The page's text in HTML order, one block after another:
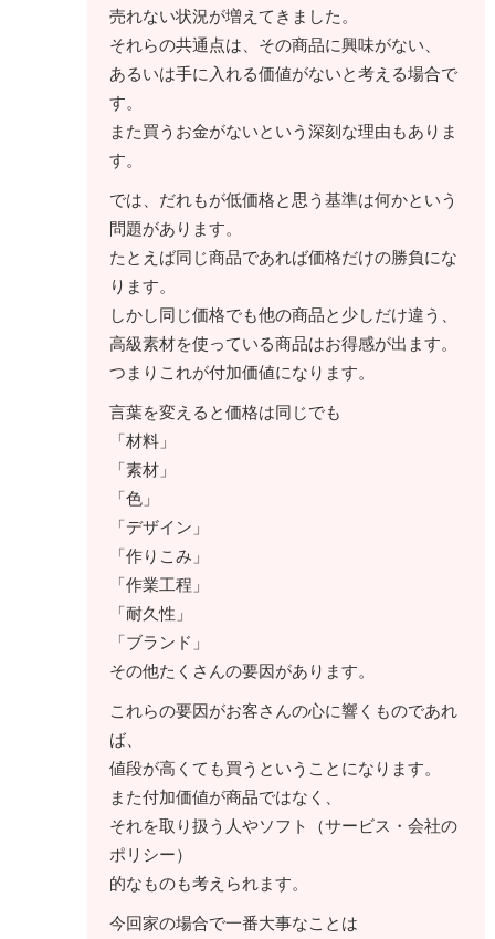
売れない状況が増えてきました。
それらの共通点は、その商品に興味がない、
あるいは手に入れる価値がないと考える場合で
す。
また買うお金がないという深刻な理由もありま
す。
では、だれもが低価格と思う基準は何かという
問題があります。
たとえば同じ商品であれば価格だけの勝負にな
ります。
しかし同じ価格でも他の商品と少しだけ違う、
高級素材を使っている商品はお得感が出ます。
つまりこれが付加価値になります。
言葉を変えると価格は同じでも
「材料」
「素材」
「色」
「デザイン」
「作りこみ」
「作業工程」
「耐久性」
「ブランド」
その他たくさんの要因があります。
これらの要因がお客さんの心に響くものであれ
ば、
値段が高くても買うということになります。
また付加価値が商品ではなく、
それを取り扱う人やソフト（サービス・会社の
ポリシー）
的なものも考えられます。
今回家の場合で一番大事なことは